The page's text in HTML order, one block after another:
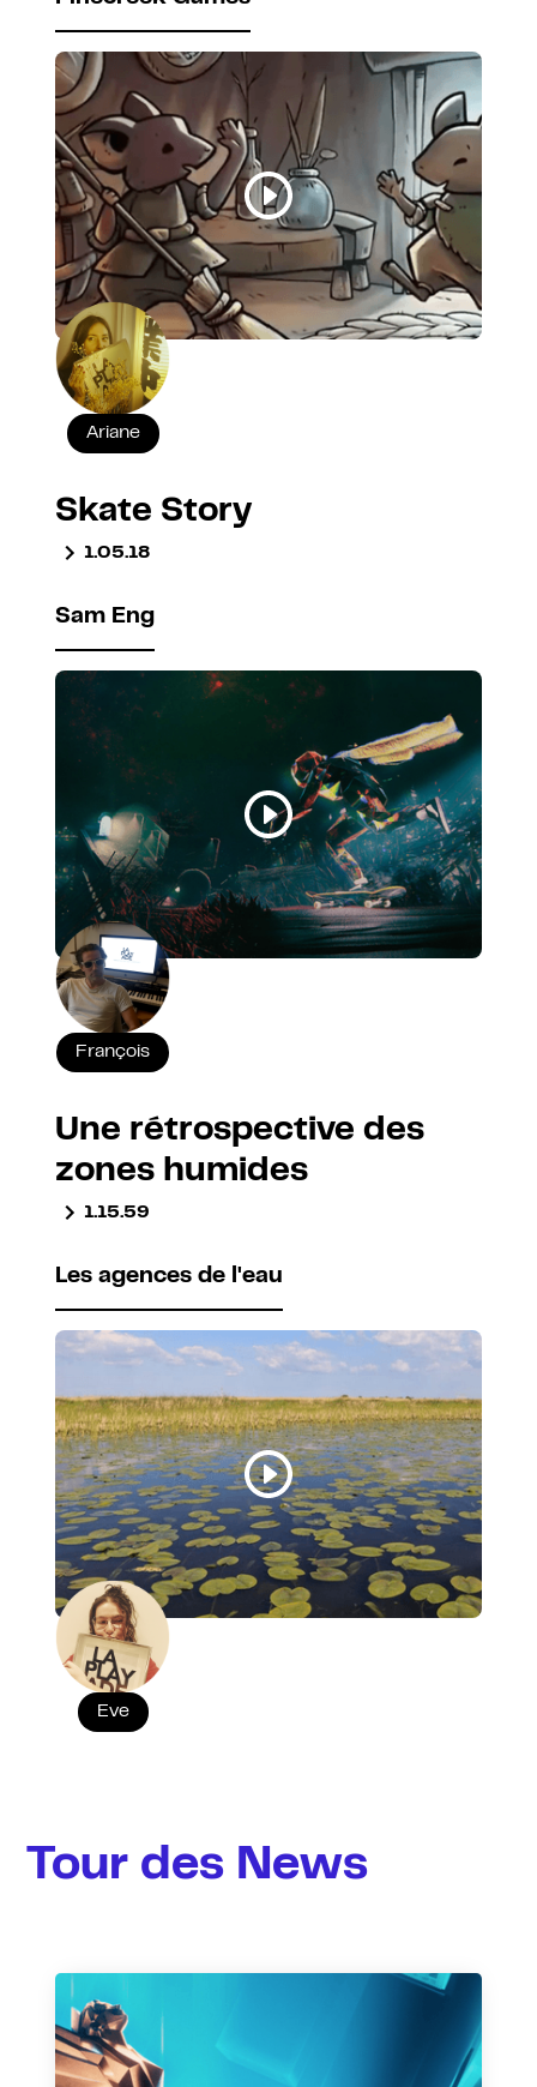
Ariane
Skate Story
1.05.18
Sam Eng
François
Une rétrospective des
zones humides
1.15.59
Les agences de l'eau
Eve
Tour des News